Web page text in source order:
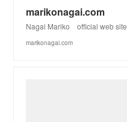
marikonagai.com
Nagai Mariko official web site
marikonagai.com